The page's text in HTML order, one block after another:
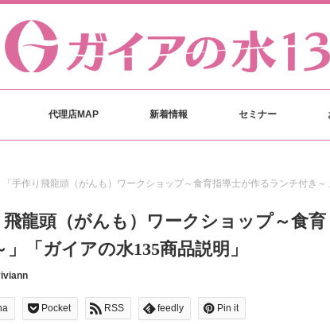
代理店MAP 新着情報 セミナー
「手作り飛龍頭（がんも）ワークショップ～食育指導士が作るランチ付き～
飛龍頭（がんも）ワークショップ～食育
「ガイアの水135商品説明」
Pocket RSS feedly Pin it